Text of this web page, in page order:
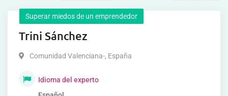
Superar miedos de un emprendedor
Trini Sánchez
Comunidad Valenciana-, España
Idioma del experto